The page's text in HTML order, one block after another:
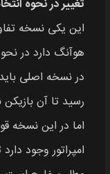
تغییر در نحوه
این یکی نسخه
هوآنگ دارد در
در نسخه اصلی
رسید تا آن
اما در این نسخه
امپراتور وجود